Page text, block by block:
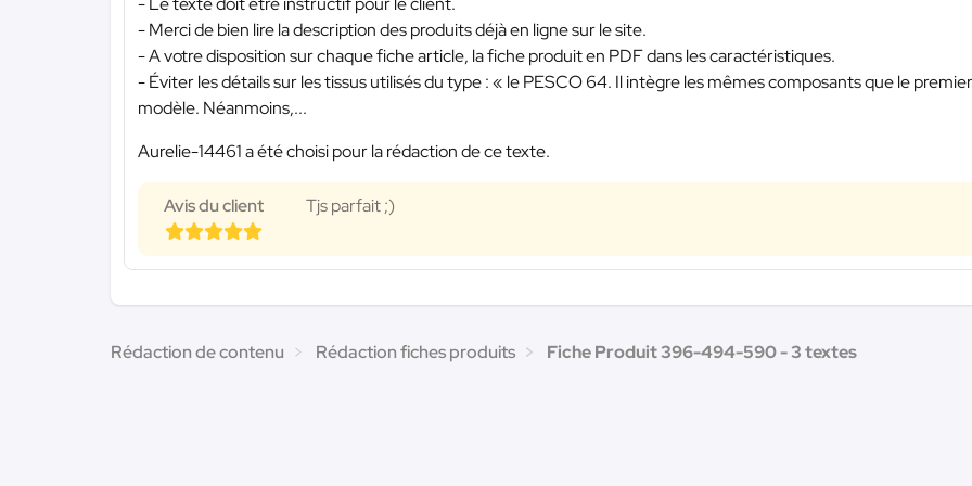
- Merci de bien lire la description des produits déjà en ligne sur le site.
- A votre disposition sur chaque fiche article, la fiche produit en PDF dans les caractéristiques.
- Éviter les détails sur les tissus utilisés du type : « le PESCO 64. Il intègre les mêmes composants que le premier
modèle. Néanmoins,...
Aurelie-14461 a été choisi pour la rédaction de ce texte.
Avis du client Tjs parfait ;)
Rédaction de contenu Rédaction fiches produits Fiche Produit 396-494-590 - 3 textes